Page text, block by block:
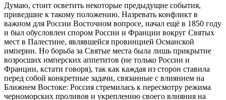
Думаю, стоит осветить некоторые предыдущие события,
приведшие к такому положению. Назревать конфликт в
важном для России Восточном вопросе, начал ещё в 1850 году
и был обусловлен спором России и Франции вокруг Святых
мест в Палестине, являвшейся провинцией Османской
империи. Но борьба за Святые места была лишь прикрытие
возросших имперских аппетитов (не только России и
Франции, кстати говоря), так как каждая из сторон ставила
перед собой конкретные задачи, связанные с влиянием на
Ближнем Востоке: Россия стремилась к пересмотру режима
черноморских проливов и укреплению своего влияния на